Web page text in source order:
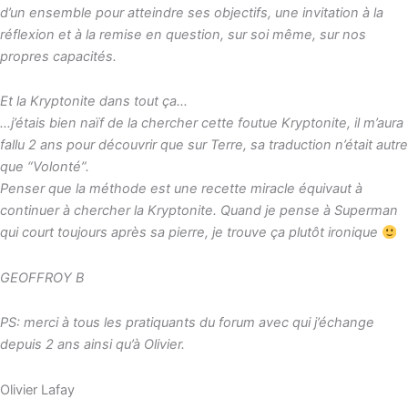
d’un ensemble pour atteindre ses objectifs, une invitation à la
réflexion et à la remise en question, sur soi même, sur nos
propres capacités.
Et la Kryptonite dans tout ça…
…j’étais bien naïf de la chercher cette foutue Kryptonite, il m’aura
fallu 2 ans pour découvrir que sur Terre, sa traduction n’était autre
que “Volonté”.
Penser que la méthode est une recette miracle équivaut à
continuer à chercher la Kryptonite. Quand je pense à Superman
qui court toujours après sa pierre, je trouve ça plutôt ironique
GEOFFROY B
PS: merci à tous les pratiquants du forum avec qui j’échange
depuis 2 ans ainsi qu’à Olivier.
Olivier Lafay